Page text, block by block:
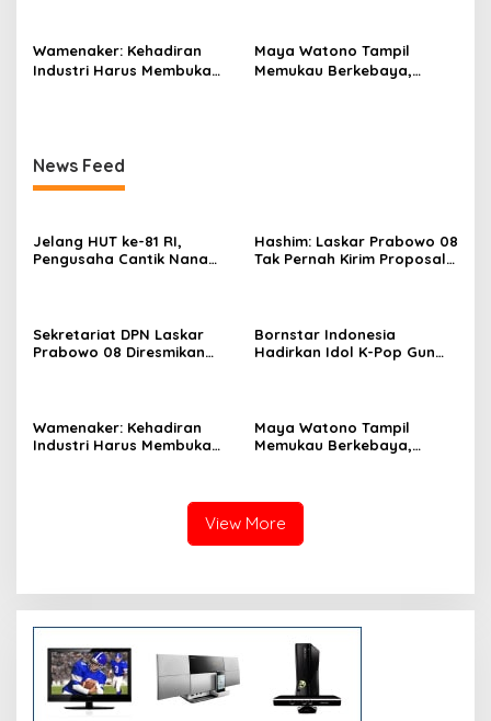
Puncak Acara
Wamenaker: Kehadiran
Industri Harus Membuka
Maya Watono Tampil
Memukau Berkebaya,
News Feed
Jelang HUT ke-81 RI,
Pengusaha Cantik Nana
Hashim: Laskar Prabowo 08
Tak Pernah Kirim Proposal
Sekretariat DPN Laskar
Prabowo 08 Diresmikan
Bornstar Indonesia
Hadirkan Idol K-Pop Gun
Puncak Acara
Wamenaker: Kehadiran
Industri Harus Membuka
Maya Watono Tampil
Memukau Berkebaya,
View More